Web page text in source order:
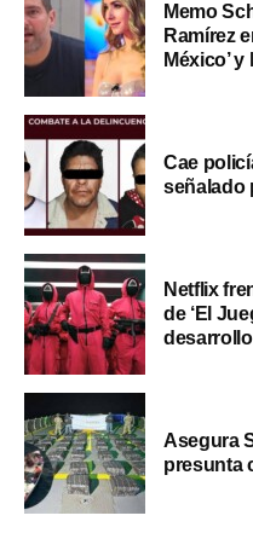
Memo
Ramírez
México’
Cae
señalado
Netflix
de ‘El
desarrollo
Asegura
presunta